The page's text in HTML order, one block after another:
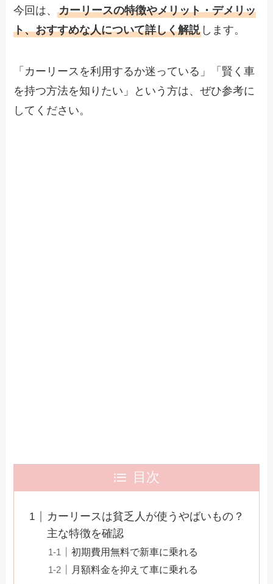
今回は、カーリースの特徴やメリット・デメリッ
ト、おすすめな人について詳しく解説 します。
「カーリースを利用するか迷っている」「賢く車
を持つ方法を知りたい」という方は、ぜひ参考に
してください。
目次
カーリースは貧乏人が使うやばいもの？
主な特徴を確認
初期費用無料で新車に乗れる
月額料金を抑えて車に乗れる